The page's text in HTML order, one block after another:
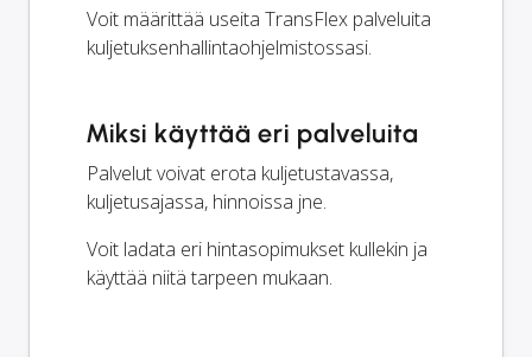
Voit määrittää useita TransFlex palveluita
kuljetuksenhallintaohjelmistossasi.
Miksi käyttää eri palveluita
Palvelut voivat erota kuljetustavassa,
kuljetusajassa, hinnoissa jne.
Voit ladata eri hintasopimukset kullekin ja
käyttää niitä tarpeen mukaan.